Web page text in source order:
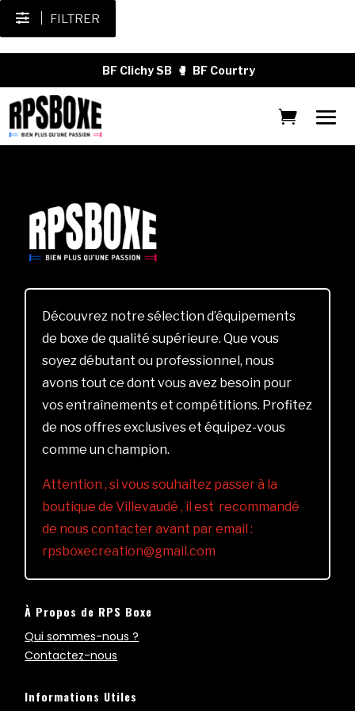
FILTRER
BF Clichy SB 🥊 BF Courtry
Découvrez notre sélection d’équipements
de boxe de qualité supérieure. Que vous
soyez débutant ou professionnel, nous
avons tout ce dont vous avez besoin pour
vos entraînements et compétitions. Profitez
de nos offres exclusives et équipez-vous
comme un champion.
Attention , si vous souhaitez passer à la
boutique de Villevaudé , il est recommandé
de nous contacter avant par email :
rpsboxecreation@gmail.com
À Propos de RPS Boxe
Qui sommes-nous ?
Contactez-nous
Informations Utiles